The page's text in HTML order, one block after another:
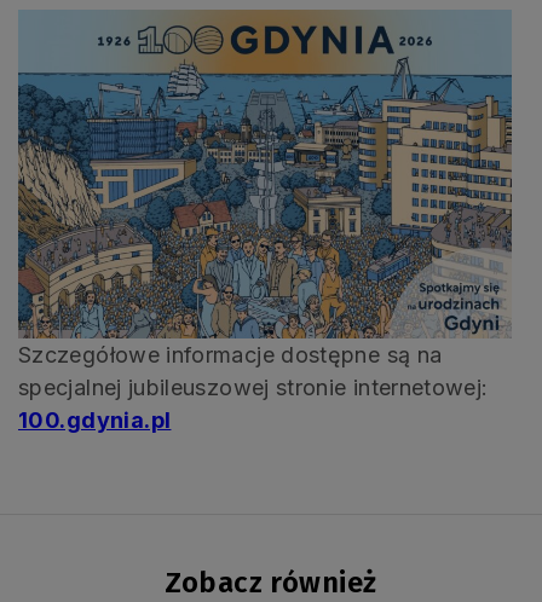
Szczegółowe informacje dostępne są na
specjalnej jubileuszowej stronie internetowej:
100.gdynia.pl
Zobacz również